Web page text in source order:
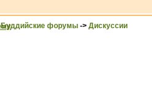
Буддийские форумы -> Дискуссии